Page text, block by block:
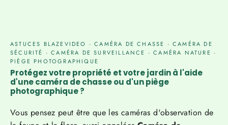
ASTUCES BLAZEVIDEO ·CAMÉRA DE CHASSE ·CAMÉRA DE
SÉCURITÉ ·CAMÉRA DE SURVEILLANCE ·CAMÉRA NATURE ·
PIÈGE PHOTOGRAPHIQUE
Protégez votre propriété et votre jardin à l'aide
d'une caméra de chasse ou d'un piège
photographique ?
Vous pensez peut être que les caméras d'observation de